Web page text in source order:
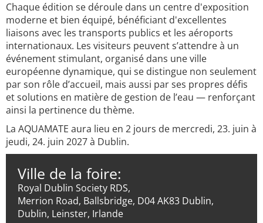
Chaque édition se déroule dans un centre d'exposition
moderne et bien équipé, bénéficiant d'excellentes
liaisons avec les transports publics et les aéroports
internationaux. Les visiteurs peuvent s’attendre à un
événement stimulant, organisé dans une ville
européenne dynamique, qui se distingue non seulement
par son rôle d’accueil, mais aussi par ses propres défis
et solutions en matière de gestion de l’eau — renforçant
ainsi la pertinence du thème.
La AQUAMATE aura lieu en 2 jours de mercredi, 23. juin à
jeudi, 24. juin 2027 à Dublin.
Ville de la foire:
Royal Dublin Society RDS,
Merrion Road, Ballsbridge, D04 AK83 Dublin,
Dublin, Leinster, Irlande